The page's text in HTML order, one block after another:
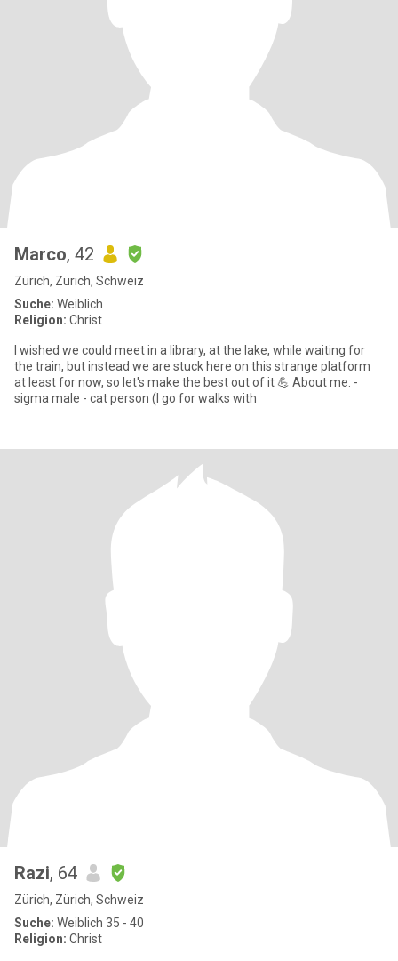
Marco, 42
Zürich, Zürich, Schweiz
Suche: Weiblich
Religion: Christ
I wished we could meet in a library, at the lake, while waiting for
the train, but instead we are stuck here on this strange platform
at least for now, so let's make the best out of it 💪 About me: -
sigma male - cat person (I go for walks with
Razi, 64
Zürich, Zürich, Schweiz
Suche: Weiblich 35 - 40
Religion: Christ